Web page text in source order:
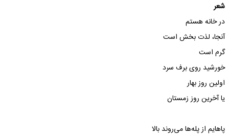
شعر
در خانه هستم
آنجا، لذت بخش است
گرم است
خورشید روی برف سرد
اولین روز بهار
یا آخرین روز زمستان
پاهایم از پله‌ها می‌روند بالا